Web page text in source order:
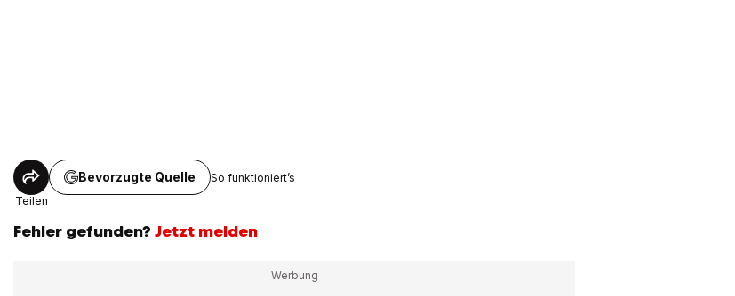
Teilen
Bevorzugte Quelle So funktioniert’s
Fehler gefunden? Jetzt melden